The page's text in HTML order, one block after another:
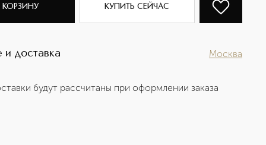
КОРЗИНУ КУПИТЬ СЕЙЧАС
и доставка Москва
будут рассчитаны при оформлении заказа